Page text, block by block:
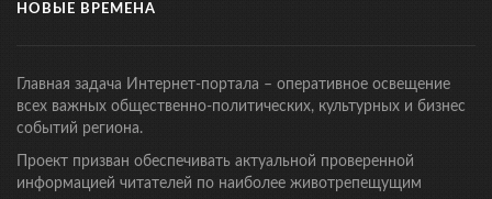
НОВЫЕ ВРЕМЕНА
Главная задача Интернет-портала – оперативное освещение
всех важных общественно-политических, культурных и бизнес
событий региона.
Проект призван обеспечивать актуальной проверенной
информацией читателей по наиболее животрепещущим